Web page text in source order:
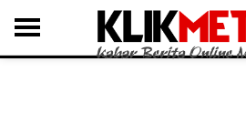
MEDAN LANGKAT DAIRI SAMOSIR